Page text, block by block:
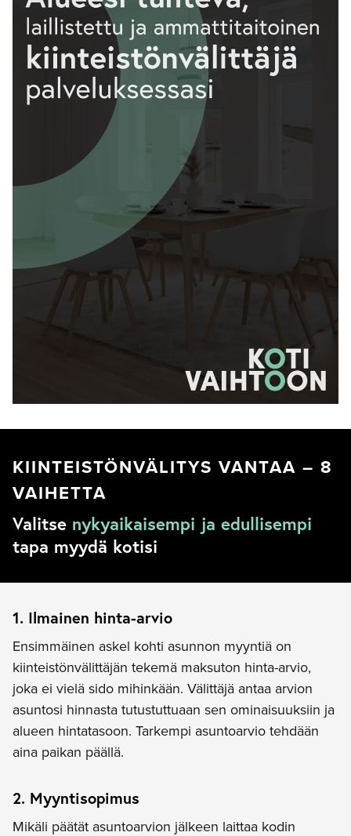
KIINTEISTÖNVÄLITYS VANTAA – 8
VAIHETTA
Valitse nykyaikaisempi ja edullisempi
tapa myydä kotisi
1. Ilmainen hinta-arvio
Ensimmäinen askel kohti asunnon myyntiä on
kiinteistönvälittäjän tekemä maksuton hinta-arvio,
joka ei vielä sido mihinkään. Välittäjä antaa arvion
asuntosi hinnasta tutustuttuaan sen ominaisuuksiin ja
alueen hintatasoon. Tarkempi asuntoarvio tehdään
aina paikan päällä.
2. Myyntisopimus
Mikäli päätät asuntoarvion jälkeen laittaa kodin